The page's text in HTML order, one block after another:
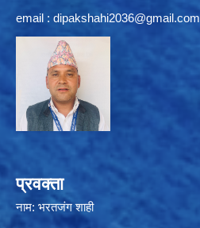
email : dipakshahi2036@gmail.com
प्रवक्ता
नाम: भरतजंग शाही